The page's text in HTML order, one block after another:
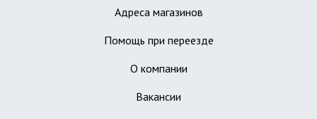
Адреса магазинов
Помощь при переезде
О компании
Вакансии